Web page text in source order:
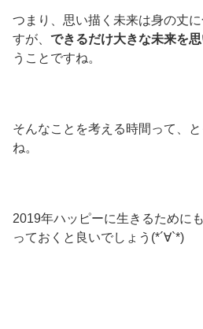
つまり、思い描く未来は身の丈
すが、 できるだけ大きな未来を
うことですね。
そんなことを考える時間って、
ね。
2019年ハッピーに生きるために
っておくと良いでしょう(*´∀`*)